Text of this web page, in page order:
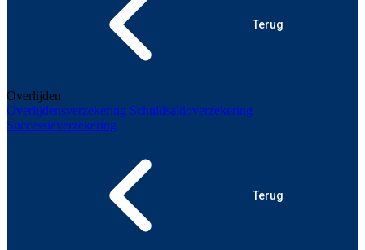
Terug
Overlijden
Overlijdensverzekering Schuldsaldoverzekering
Successieverzekering
Terug